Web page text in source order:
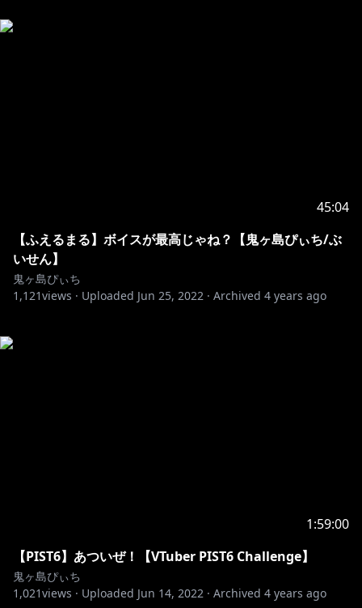
45:04
【ふえるまる】ボイスが最高じゃね？【鬼ヶ島ぴぃち/ぶ
いせん】
鬼ヶ島ぴぃち
1,121views · Uploaded Jun 25, 2022 · Archived 4 years ago
1:59:00
【PIST6】あついぜ！【VTuber PIST6 Challenge】
鬼ヶ島ぴぃち
1,021views · Uploaded Jun 14, 2022 · Archived 4 years ago